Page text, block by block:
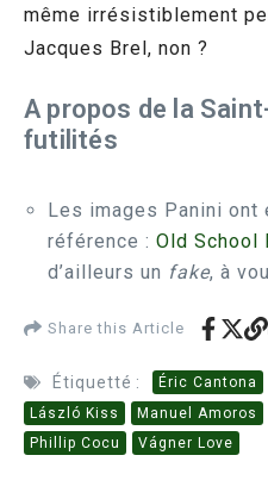
même irrésistiblement
Jacques Brel, non ?
A propos de la
futilités
Les images Panini
référence : Old School
d’ailleurs un fake, à
Share this Article
Étiquetté : Éric Cantona
László Kiss
Manuel Amoros
Phillip Cocu
Vágner Love